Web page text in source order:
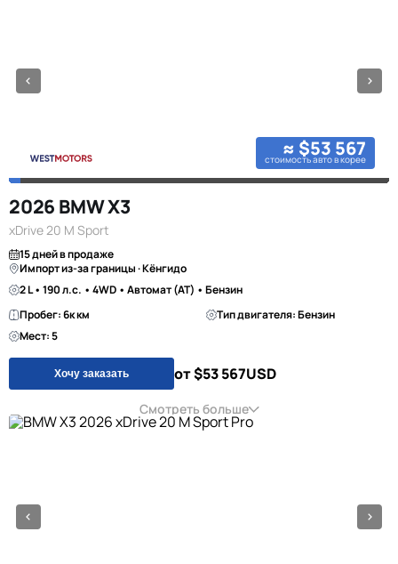
≈ $53 567
стоимость авто в корее
2026 BMW X3
xDrive 20 M Sport
15 дней в продаже
Импорт из-за границы · Кёнгидо
2 L • 190 л.с. • 4WD • Автомат (AT) • Бензин
Пробег: 6к км
Тип двигателя: Бензин
Мест: 5
Хочу заказать от $53 567USD
Смотреть больше